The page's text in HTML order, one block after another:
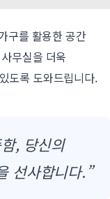
구를 활용한 공간
무실을 더욱
도록 도와드립니다.
, 당신의
선사합니다.”